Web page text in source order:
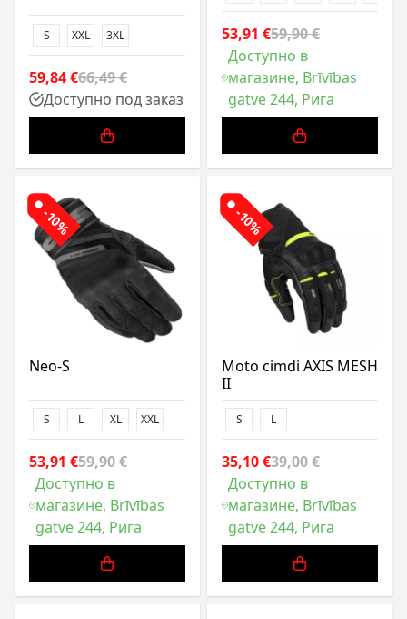
S XXL 3XL
59,84 €66,49 €
Доступно под заказ
53,91 €59,90 €
Доступно в
магазине, Brīvības
gatve 244, Рига
-10%
Neo-S
S L XL XXL
53,91 €59,90 €
Доступно в
магазине, Brīvības
gatve 244, Рига
-10%
Moto cimdi AXIS MESH
II
S L
35,10 €39,00 €
Доступно в
магазине, Brīvības
gatve 244, Рига